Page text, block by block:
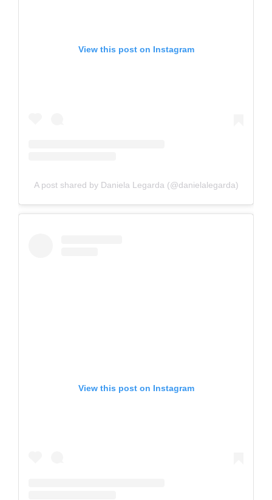
View this post on Instagram
A post shared by Daniela Legarda (@danielalegarda)
View this post on Instagram